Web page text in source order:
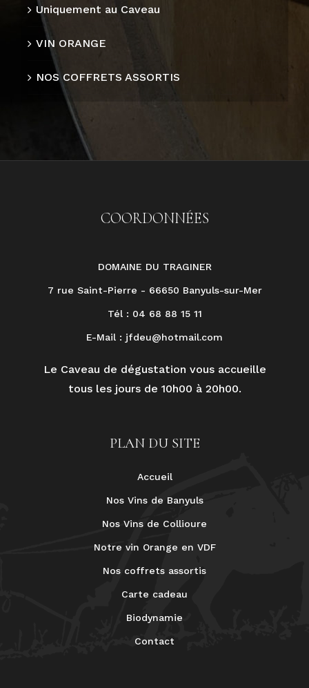
Uniquement au Caveau
VIN ORANGE
NOS COFFRETS ASSORTIS
COORDONNÉES
DOMAINE DU TRAGINER
7 rue Saint-Pierre - 66650 Banyuls-sur-Mer
Tél : 04 68 88 15 11
E-Mail : jfdeu@hotmail.com
Le Caveau de dégustation vous accueille
tous les jours de 10h00 à 20h00.
PLAN DU SITE
Accueil
Nos Vins de Banyuls
Nos Vins de Collioure
Notre vin Orange en VDF
Nos coffrets assortis
Carte cadeau
Biodynamie
Contact